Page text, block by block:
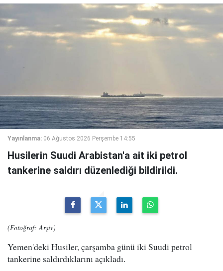
Yayınlanma: 06 Ağustos 2026 Perşembe 14:55
Husilerin Suudi Arabistan'a ait iki petrol
tankerine saldırı düzenlediği bildirildi.
(Fotoğraf: Arşiv)
Yemen'deki Husiler, çarşamba günü iki Suudi petrol
tankerine saldırdıklarını açıkladı.